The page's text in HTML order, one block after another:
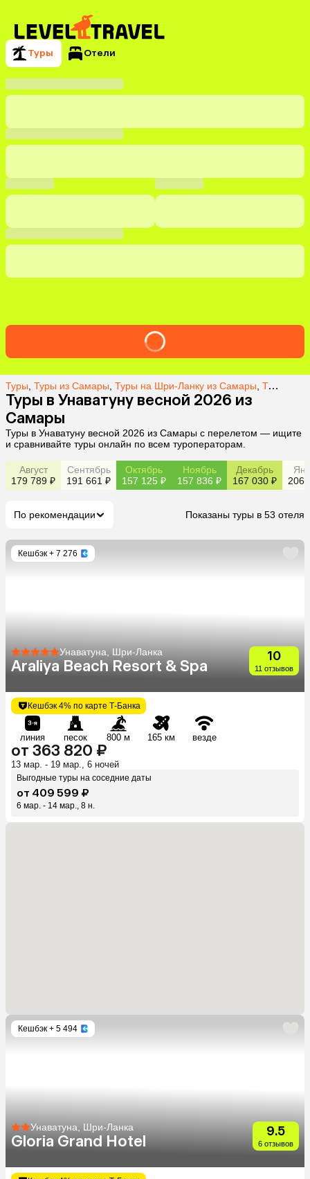
Туры Отели
Туры Туры из Самары Туры на Шри-Ланку из Самары Туры в Унаватуну из Самары
Туры в Унаватуну весной 2026 из
Самары
Туры в Унаватуну весной 2026 из Самары с перелетом — ищите
и сравнивайте туры онлайн по всем туроператорам.
Август
179 789 ₽
Сентябрь
191 661 ₽
Октябрь
157 125 ₽
Ноябрь
157 836 ₽
Декабрь
167 030 ₽
206
По рекомендации Показаны туры в 53 отеля
Кешбэк + 7 276
Унаватуна, Шри-Ланка
Araliya Beach Resort & Spa
10
11 отзывов
Кешбэк 4% по карте Т-Банка
линия песок 800 м 165 км везде
от 363 820 ₽
13 мар. - 19 мар., 6 ночей
Выгодные туры на соседние даты
от 409 599 ₽
6 мар. - 14 мар., 8 н.
Кешбэк + 5 494
Унаватуна, Шри-Ланка
Gloria Grand Hotel
9.5
6 отзывов